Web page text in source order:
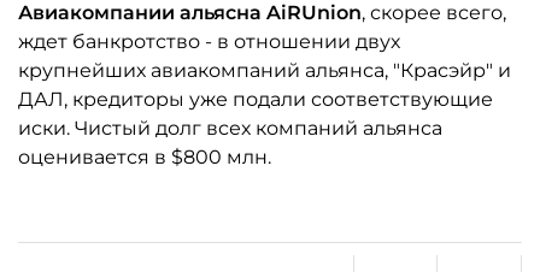
Авиакомпании альясна AiRUnion, скорее всего,
ждет банкротство - в отношении двух
крупнейших авиакомпаний альянса, "Красэйр" и
ДАЛ, кредиторы уже подали соответствующие
иски. Чистый долг всех компаний альянса
оценивается в $800 млн.